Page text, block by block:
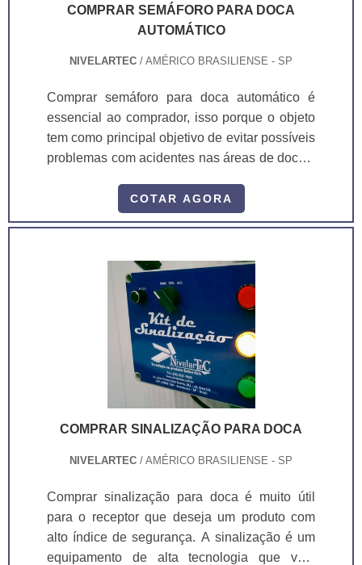
COMPRAR SEMÁFORO PARA DOCA
AUTOMÁTICO
NIVELARTEC / AMÉRICO BRASILIENSE - SP
Comprar semáforo para doca automático é
essencial ao comprador, isso porque o objeto
tem como principal objetivo de evitar possíveis
problemas com acidentes nas áreas de docas.
simples, ele orienta de forma automática a
parada do caminhão na doca.O semáforo é
possibilitando a troca do sistema entre o
funcionamento manual, onde o próprio
operador troca as cores e o sistema
automático, onde os sensores fotoelétricos di.
COTAR AGORA
COMPRAR SINALIZAÇÃO PARA DOCA
NIVELARTEC / AMÉRICO BRASILIENSE - SP
Comprar sinalização para doca é muito útil
para o receptor que deseja um produto com
alto índice de segurança. A sinalização é um
equipamento de alta tecnologia que vem